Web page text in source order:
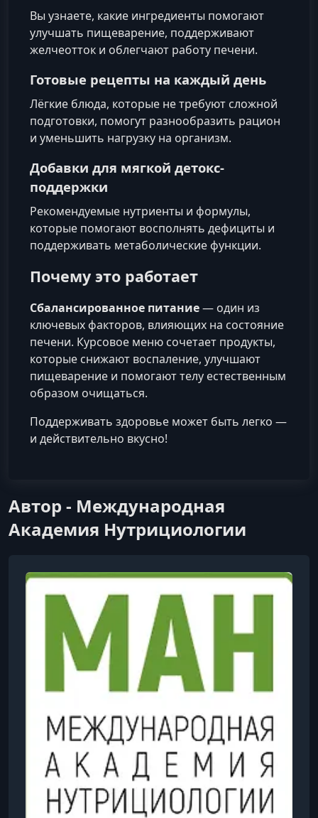
Вы узнаете, какие ингредиенты помогают
улучшать пищеварение, поддерживают
желчеотток и облегчают работу печени.
Готовые рецепты на каждый день
Лёгкие блюда, которые не требуют сложной
подготовки, помогут разнообразить рацион
и уменьшить нагрузку на организм.
Добавки для мягкой детокс-
поддержки
Рекомендуемые нутриенты и формулы,
которые помогают восполнять дефициты и
поддерживать метаболические функции.
Почему это работает
Сбалансированное питание— один из
ключевых факторов, влияющих на состояние
печени. Курсовое меню сочетает продукты,
которые снижают воспаление, улучшают
пищеварение и помогают телу естественным
образом очищаться.
Поддерживать здоровье может быть легко —
и действительно вкусно!
Автор - Международная
Академия Нутрициологии